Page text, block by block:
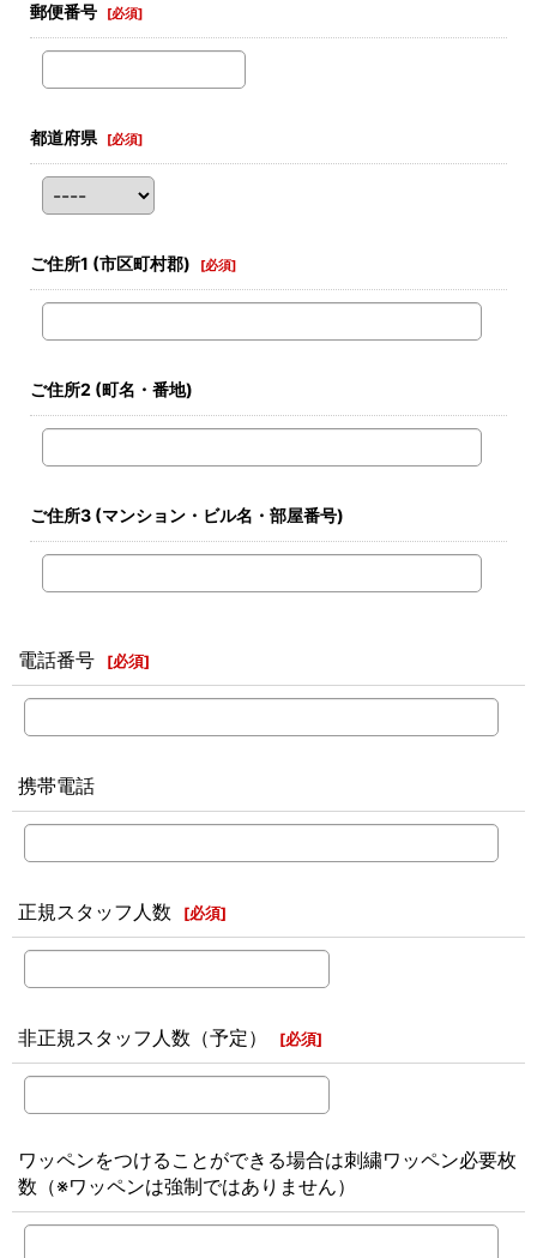
郵便番号 [必須]
都道府県 [必須]
ご住所1 (市区町村郡) [必須]
ご住所2 (町名・番地)
ご住所3 (マンション・ビル名・部屋番号)
電話番号 [必須]
携帯電話
正規スタッフ人数 [必須]
非正規スタッフ人数（予定） [必須]
ワッペンをつけることができる場合は刺繍ワッペン必要枚
数（※ワッペンは強制ではありません）